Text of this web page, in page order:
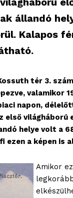
állandó
Kalapos
tér 3.
valamikor
napon,
első világháború
helye volt a
ezen a képen is
Amikor